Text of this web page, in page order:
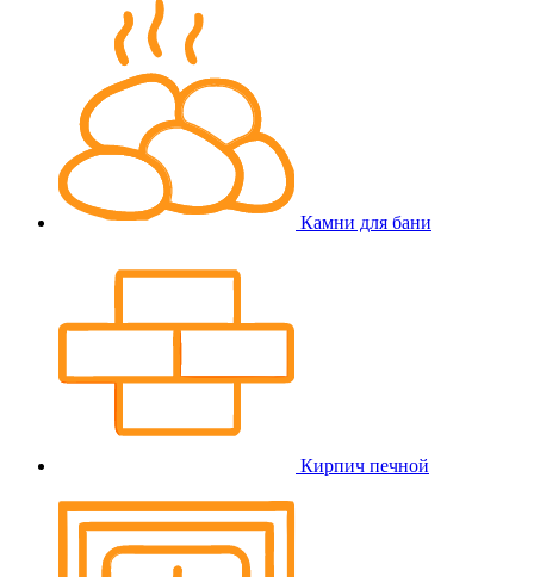
Камни для бани
Кирпич печной